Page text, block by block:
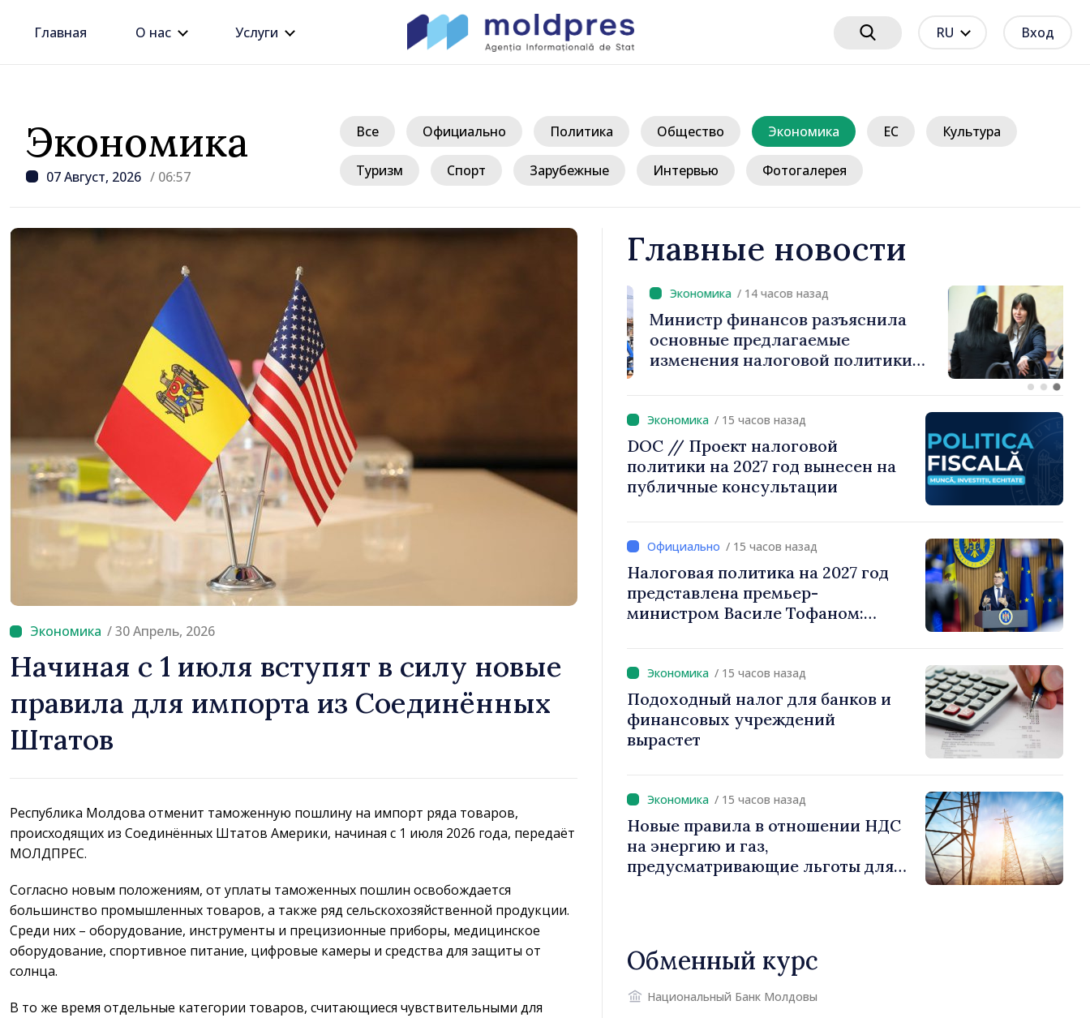
Главная О нас Услуги RU Вход
Экономика
07 Август, 2026 / 06:57
Все Официально Политика Общество Экономика ЕС Культура
Туризм Спорт Зарубежные Интервью Фотогалерея
/ 30 Апрель, 2026
Начиная с 1 июля вступят в силу новые
правила для импорта из Соединённых
Штатов
Республика Молдова отменит таможенную пошлину на импорт ряда товаров,
происходящих из Соединённых Штатов Америки, начиная с 1 июля 2026 года, передаёт
МОЛДПРЕС.
Согласно новым положениям, от уплаты таможенных пошлин освобождается
большинство промышленных товаров, а также ряд сельскохозяйственной продукции.
Среди них – оборудование, инструменты и прецизионные приборы, медицинское
оборудование, спортивное питание, цифровые камеры и средства для защиты от
солнца.
В то же время отдельные категории товаров, считающиеся чувствительными для
Главные новости
/ 14 часов назад
Премьер Василе Тофан: «Задача
этого правительства — сдержать
рост цен на недвижимость»
/ 14 часов назад
Министр финансов разъяснила
основные предлагаемые
изменения налоговой политики
2027 года по подоходному налогу
/ 15 часов назад
DOC // Проект налоговой
политики на 2027 год вынесен на
публичные консультации
/ 15 часов назад
Налоговая политика на 2027 год
представлена премьер-
министром Василе Тофаном:
инвестиций и более справедливое
налогообложение
/ 15 часов назад
Подоходный налог для банков и
финансовых учреждений
вырастет
/ 15 часов назад
Новые правила в отношении НДС
на энергию и газ,
предусматривающие льготы для
Обменный курс
Национальный Банк Молдовы